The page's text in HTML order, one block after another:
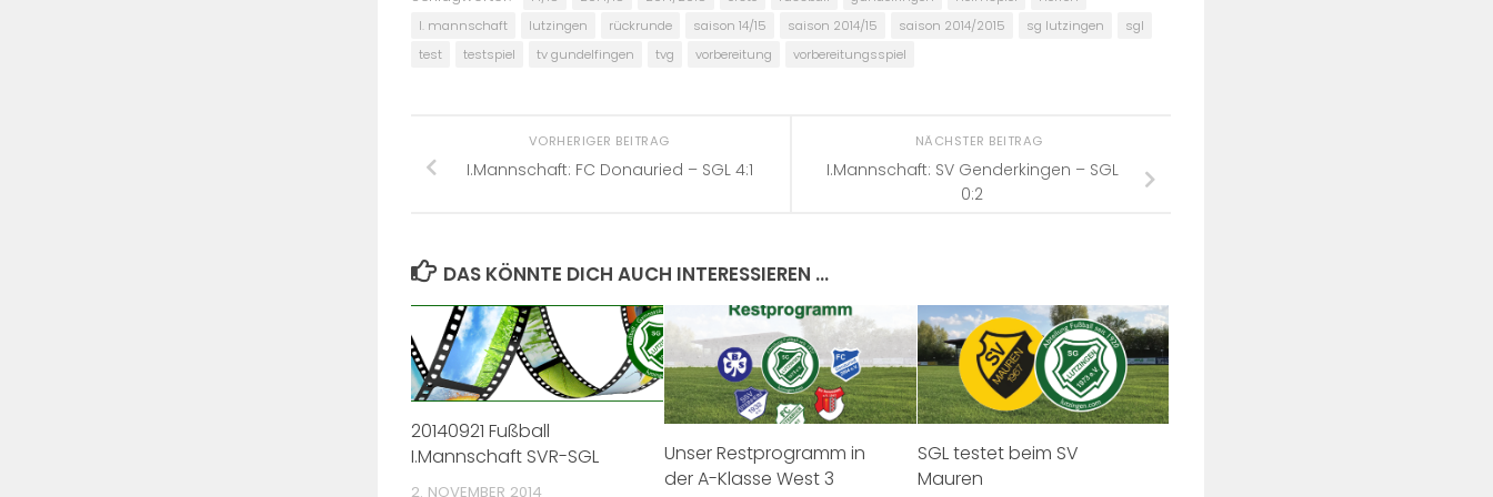
I. mannschaft
lutzingen rückrunde saison 14/15 saison 2014/15 saison 2014/2015 sg lutzingen
sgl
test
testspiel tv gundelfingen tvg vorbereitung vorbereitungsspiel
NÄCHSTER BEITRAG
I.Mannschaft: SV Genderkingen – SGL
0:2
VORHERIGER BEITRAG
I.Mannschaft: FC Donauried – SGL 4:1
DAS KÖNNTE DICH AUCH INTERESSIEREN …
20140921 Fußball
I.Mannschaft SVR-SGL
2. NOVEMBER 2014
Unser Restprogramm in
der A-Klasse West 3
SGL testet beim SV
Mauren